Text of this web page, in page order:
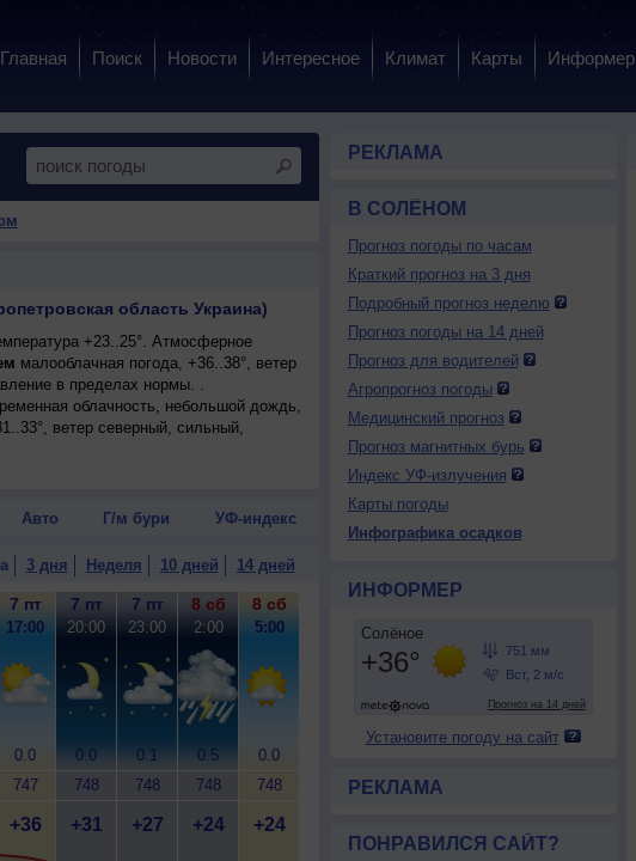
Главная Поиск Новости Интересное Климат Карты Информер
область Украина)
+23..25°. Атмосферное
малооблачная погода, +36..38°, ветер
в пределах нормы. .
облачность, небольшой дождь,
ветер северный, сильный,
Авто Г/м бури УФ-индекс
3 дня Неделя 10 дней 14 дней
7 пт
17:00
0.0
747
+36
7 пт
20:00
0.0
748
+31
7 пт
23:00
0.1
748
+27
8 сб
2:00
0.5
748
+24
8 сб
5:00
0.0
748
+24
РЕКЛАМА
В СОЛЁНОМ
Прогноз погоды по часам
Краткий прогноз на 3 дня
Подробный прогноз неделю
Прогноз погоды на 14 дней
Прогноз для водителей
Агропрогноз погоды
Медицинский прогноз
Прогноз магнитных бурь
Индекс УФ-излучения
Карты погоды
Инфографика осадков
ИНФОРМЕР
Установите погоду на сайт
РЕКЛАМА
ПОНРАВИЛСЯ САЙТ?